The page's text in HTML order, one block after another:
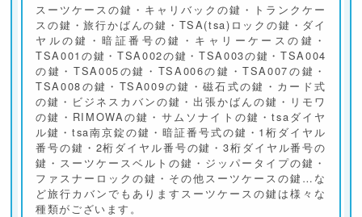
スーツケースの鍵・キャリバックの鍵・トランクケー
スの鍵・旅行かばんの鍵・TSA(tsa)ロックの鍵・ダイ
ヤルの鍵・暗証番号の鍵・キャリーケースの鍵・
TSA001の鍵・TSA002の鍵・TSA003の鍵・TSA004
の鍵・TSA005の鍵・TSA006の鍵・TSA007の鍵・
TSA008の鍵・TSA009の鍵・磁石式の鍵・カード式
の鍵・ビジネスカバンの鍵・出張かばんの鍵・リモワ
の鍵・RIMOWAの鍵・サムソナイトの鍵・tsaダイヤ
ル鍵・tsa南京錠の鍵・暗証番号式の鍵・1桁ダイヤル
番号の鍵・2桁ダイヤル番号の鍵・3桁ダイヤル番号の
鍵・スーツケースベルトの鍵・ジッパータイプの鍵・
ファスナーロックの鍵・その他スーツケースの鍵…な
ど旅行カバンでもありますスーツケースの鍵は様々な
種類がございます。